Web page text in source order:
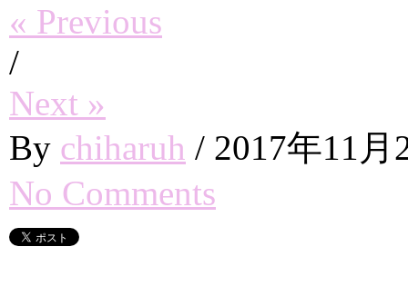
« Previous
/
Next »
By chiharuh / 2017年11月
No Comments